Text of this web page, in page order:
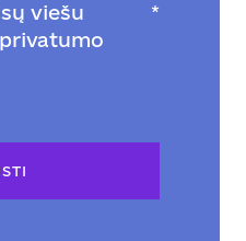
viešu
*